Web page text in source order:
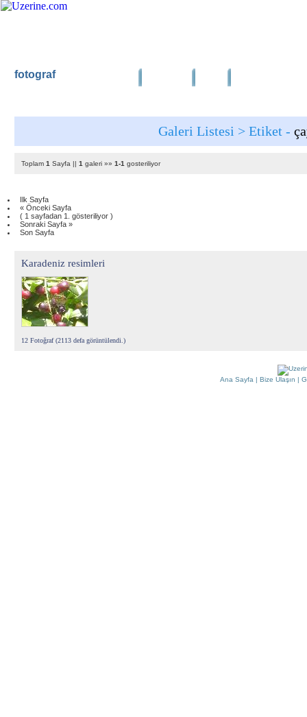
fotograf
Galeri Listesi > Etiket -
Toplam 1 Sayfa || 1 galeri »» 1-1 gosteriliyor
Ilk Sayfa
« Önceki Sayfa
( 1 sayfadan 1. gösteriliyor )
Sonraki Sayfa »
Son Sayfa
Karadeniz resimleri
12 Fotoğraf (2113 defa görüntülendi.)
Ana Sayfa | Bize Ulaşın |